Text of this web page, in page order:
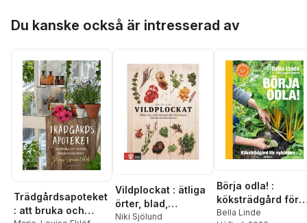
Du kanske också är intresserad av
Trädgårdsapoteket
: att bruka och
Vildplockat : ätliga
örter, blad,
blommor, bär och
Niki Sjölund
Börja odla! :
köksträdgård för
nybörjare
Bella Linde